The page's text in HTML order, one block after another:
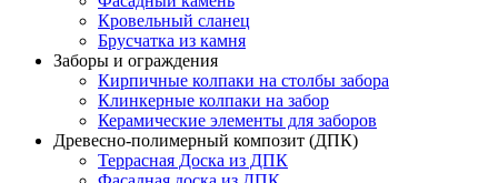
Кровельный сланец
Брусчатка из камня
Заборы и ограждения
Кирпичные колпаки на столбы забора
Клинкерные колпаки на забор
Керамические элементы для заборов
Древесно-полимерный композит (ДПК)
Террасная Доска из ДПК